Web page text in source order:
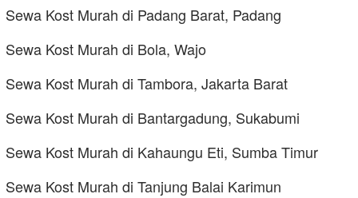
Sewa Kost Murah di Padang Barat, Padang
Sewa Kost Murah di Bola, Wajo
Sewa Kost Murah di Tambora, Jakarta Barat
Sewa Kost Murah di Bantargadung, Sukabumi
Sewa Kost Murah di Kahaungu Eti, Sumba Timur
Sewa Kost Murah di Tanjung Balai Karimun